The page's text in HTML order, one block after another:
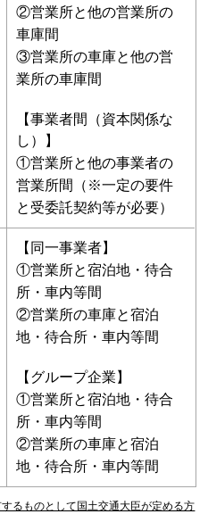
②営業所と他の営業所の
車庫間
③営業所の車庫と他の営
業所の車庫間
【事業者間（資本関係な
し）】
①営業所と他の事業者の
営業所間（※一定の要件
と受委託契約等が必要）
【同一事業者】
①営業所と宿泊地・待合
所・車内等間
②営業所の車庫と宿泊
地・待合所・車内等間
【グループ企業】
①営業所と宿泊地・待合
所・車内等間
②営業所の車庫と宿泊
地・待合所・車内等間
るものとして国土交通大臣が定める方